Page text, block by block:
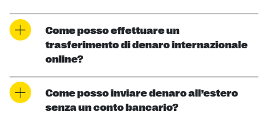
Come posso effettuare un
trasferimento di denaro internazionale
online?
Come posso inviare denaro all’estero
senza un conto bancario?